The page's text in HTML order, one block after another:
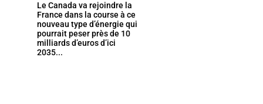
Le Canada va rejoindre la
France dans la course à ce
nouveau type d’énergie qui
pourrait peser près de 10
milliards d’euros d’ici
2035...